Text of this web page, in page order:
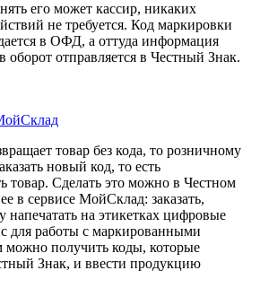
его может кассир, никаких
не требуется. Код маркировки
в ОФД, а оттуда информация
оборот отправляется в Честный Знак.
товар без кода, то розничному
новый код, то есть
товар. Сделать это можно в Честном
в сервисе МойСклад: заказать,
напечатать на этикетках цифровые
для работы с маркированными
можно получить коды, которые
Знак, и ввести продукцию